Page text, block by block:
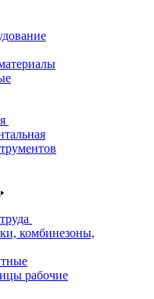
комбинезоны,
рабочие